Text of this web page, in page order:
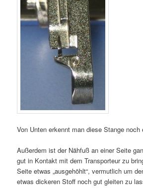
Von Unten erkennt man diese Stange noch
Außerdem ist der Nähfuß an einer Seite
gut in Kontakt mit dem Transporteur zu
Seite etwas „ausgehöhlt“, vermutlich um
etwas dickeren Stoff noch gut gleiten zu